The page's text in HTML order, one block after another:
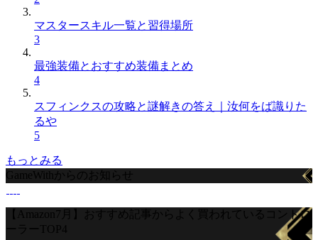
マスタースキル一覧と習得場所
3
最強装備とおすすめ装備まとめ
4
スフィンクスの攻略と謎解きの答え｜汝何をば識りた
るや
5
もっとみる
GameWithからのお知らせ
【Amazon7月】おすすめ記事からよく買われているコントロ
ーラーTOP4